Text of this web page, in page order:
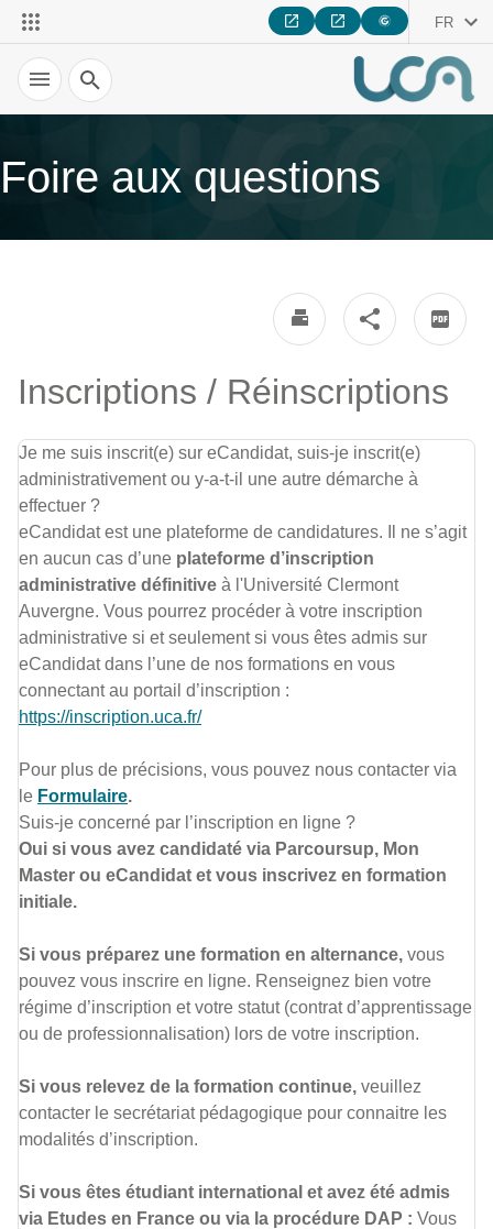
FR
Recherche
Foire aux questions
Inscriptions / Réinscriptions
Je me suis inscrit(e) sur eCandidat, suis-je inscrit(e)
administrativement ou y-a-t-il une autre démarche à
effectuer ?
eCandidat est une plateforme de candidatures. Il ne s’agit
en aucun cas d’une plateforme d’inscription
administrative définitive à l'Université Clermont
Auvergne. Vous pourrez procéder à votre inscription
administrative si et seulement si vous êtes admis sur
eCandidat dans l’une de nos formations en vous
connectant au portail d’inscription :
https://inscription.uca.fr/
Pour plus de précisions, vous pouvez nous contacter via
le Formulaire.
Suis-je concerné par l’inscription en ligne ?
Oui si vous avez candidaté via Parcoursup, Mon
Master ou eCandidat et vous inscrivez en formation
initiale.
Si vous préparez une formation en alternance, vous
pouvez vous inscrire en ligne. Renseignez bien votre
régime d’inscription et votre statut (contrat d’apprentissage
ou de professionnalisation) lors de votre inscription.
Si vous relevez de la formation continue, veuillez
contacter le secrétariat pédagogique pour connaitre les
modalités d’inscription.
Si vous êtes étudiant international et avez été admis
via Etudes en France ou via la procédure DAP : Vous